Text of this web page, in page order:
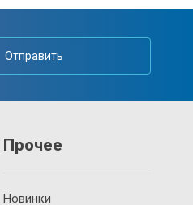
Отправить
Прочее
Новинки